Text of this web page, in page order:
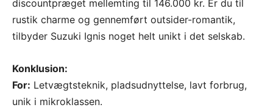
discountpræget mellemting til 146.000 kr. Er du til
rustik charme og gennemført outsider-romantik,
tilbyder Suzuki Ignis noget helt unikt i det selskab.
Konklusion:
For: Letvægtsteknik, pladsudnyttelse, lavt forbrug,
unik i mikroklassen.